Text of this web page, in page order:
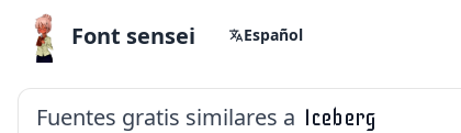
Font sensei Español
Fuentes gratis similares a Iceberg